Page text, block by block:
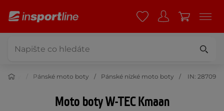
boty Pánské moto boty Pánské nízké moto boty IN: 28709
Moto boty W-TEC Kmaan